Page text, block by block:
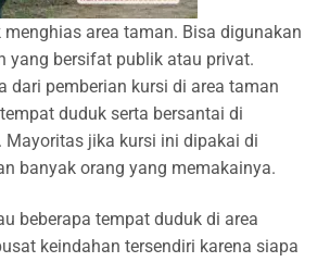
area taman. Bisa digunakan
yang bersifat publik atau privat.
dari pemberian kursi di area taman
duduk serta bersantai di
Mayoritas jika kursi ini dipakai di
banyak orang yang memakainya.
beberapa tempat duduk di area
keindahan tersendiri karena siapa